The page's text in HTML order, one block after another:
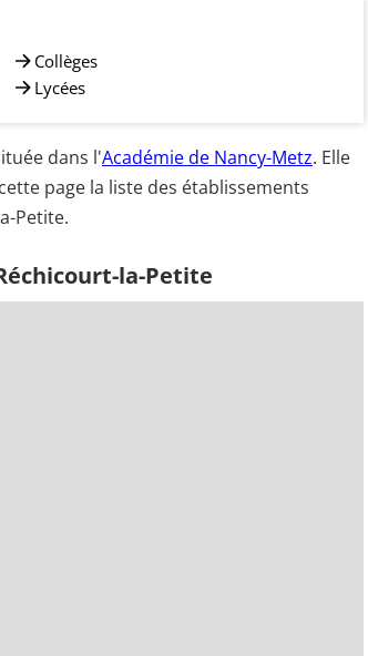
Collèges
Lycées
dans l'Académie de Nancy-Metz. Elle
page la liste des établissements
Petite.
la-Petite